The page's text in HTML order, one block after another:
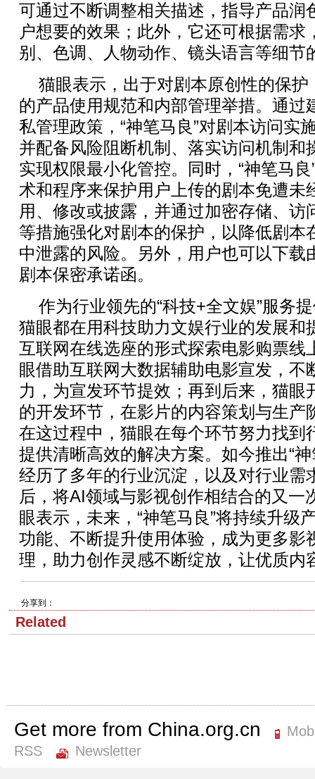
可通过不断调整相关描述，指导产品润
户想要的效果；此外，它还可根据需求
别、色调、人物动作、镜头语言等细节
猫眼表示，出于对剧本原创性的保护
的产品使用规范和内部管理举措。通过
私管理政策，“神笔马良”对剧本访问实
并配备风险阻断机制、落实访问机制和
实现权限最小化管控。同时，“神笔马
术和程序来保护用户上传的剧本免遭未
用、修改或披露，并通过加密存储、访
等措施强化对剧本的保护，以降低剧本
中泄露的风险。另外，用户也可以下载
剧本保密承诺函。
作为行业领先的“科技+全文娱”服务
猫眼都在用科技助力文娱行业的发展和
互联网在线选座的形式探索电影购票线
眼借助互联网大数据辅助电影宣发，不
力，为宣发环节提效；再到后来，猫眼
的开发环节，在影片的内容策划与生
在这过程中，猫眼在每个环节努力找到
提供清晰高效的解决方案。如今推出“
经历了多年的行业沉淀，以及对行业需
后，将AI领域与影视创作相结合的又一
眼表示，未来，“神笔马良”将持续升级
功能、不断提升使用体验，成为更多影
理，助力创作灵感不断绽放，让优质内
分享到：
Related
Get more from China.org.cn
RSS
Newsletter